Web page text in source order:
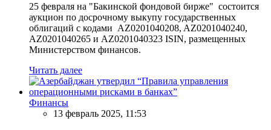
25 февраля на "Бакинской фондовой бирже" состоится
аукцион по досрочному выкупу государственных
облигаций с кодами AZ0201040208, AZ0201040240,
AZ0201040265 и AZ0201040323 ISIN, размещенных
Министерством финансов.
Читать далее
Финансы
13 февраль 2025, 11:53